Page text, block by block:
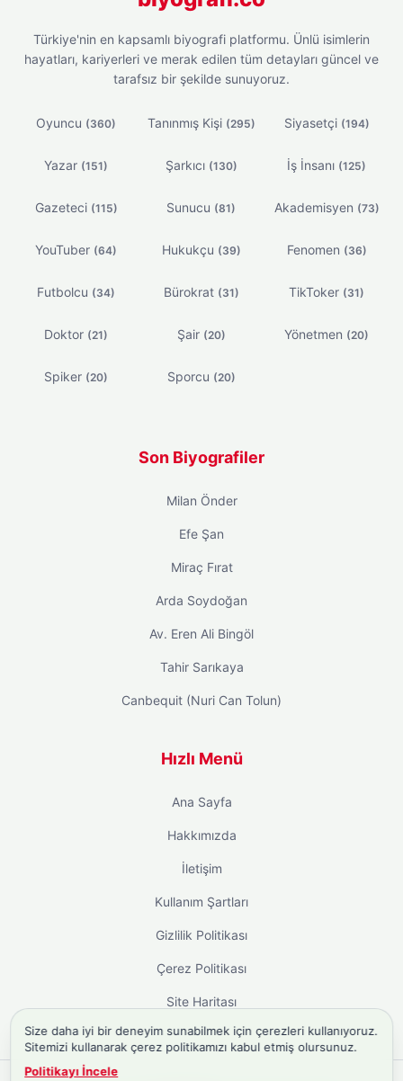
Türkiye'nin en kapsamlı biyografi platformu. Ünlü isimlerin
hayatları, kariyerleri ve merak edilen tüm detayları güncel ve
tarafsız bir şekilde sunuyoruz.
Oyuncu (360) Tanınmış Kişi (295) Siyasetçi (194)
Yazar (151) Şarkıcı (130) İş İnsanı (125)
Gazeteci (115) Sunucu (81) Akademisyen (73)
YouTuber (64) Hukukçu (39) Fenomen (36)
Futbolcu (34) Bürokrat (31) TikToker (31)
Doktor (21) Şair (20) Yönetmen (20)
Spiker (20) Sporcu (20)
Son Biyografiler
Milan Önder
Efe Şan
Miraç Fırat
Arda Soydoğan
Av. Eren Ali Bingöl
Tahir Sarıkaya
Canbequit (Nuri Can Tolun)
Hızlı Menü
Ana Sayfa
Hakkımızda
İletişim
Kullanım Şartları
Gizlilik Politikası
Çerez Politikası
Site Haritası
Size daha iyi bir deneyim sunabilmek için çerezleri kullanıyoruz.
Sitemizi kullanarak çerez politikamızı kabul etmiş olursunuz.
Politikayı İncele